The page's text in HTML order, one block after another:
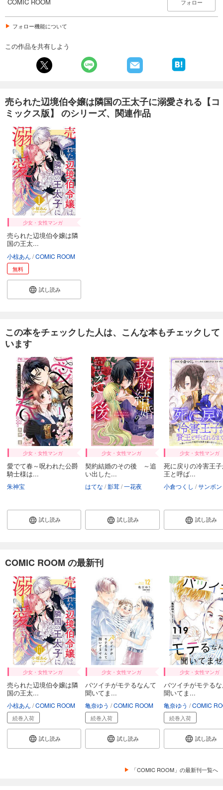
フォロー
フォロー機能について
この作品を共有しよう
売られた辺境伯令嬢は隣国の王太子に溺愛される【コ
ミックス版】 のシリーズ、関連作品
少女・女性マンガ
売られた辺境伯令嬢は隣
国の王太...
小椋あん COMIC ROOM
無料
試し読み
この本をチェックした人は、こんな本もチェックして
います
少女・女性マンガ
愛でて春～呪われた公爵
騎士様は...
朱神宝
試し読み
少女・女性マンガ
契約結婚のその後 ～追
い出した...
はてな 影茸 一花夜
試し読み
少女・女性マンガ
死に戻りの冷害王
王と呼ば...
小倉つくし サンボン
試し読み
COMIC ROOM の最新刊
少女・女性マンガ
売られた辺境伯令嬢は隣
国の王太...
小椋あん COMIC ROOM
続巻入荷
試し読み
少女・女性マンガ
バツイチがモテるなんて
聞いてま...
亀奈ゆう COMIC ROOM
続巻入荷
試し読み
少女・女性マンガ
バツイチがモテる
聞いてま...
亀奈ゆう COMIC
続巻入荷
試し読み
「COMIC ROOM」の最新刊一覧へ